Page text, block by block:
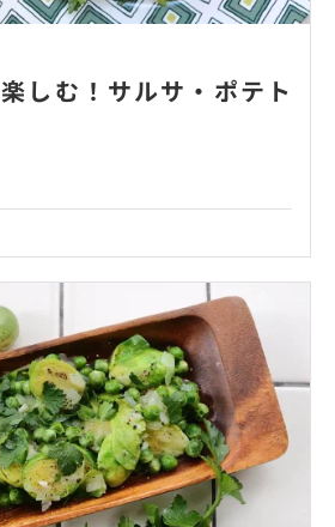
しむ！サルサ・ポテト